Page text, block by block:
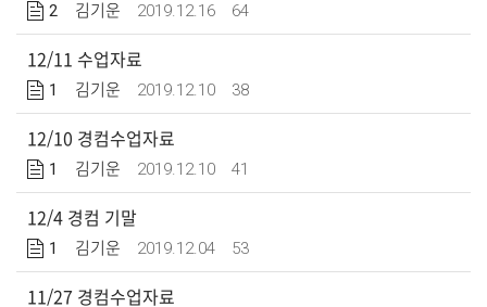
2 김기운 2019.12.16 64
12/11 수업자료
1 김기운 2019.12.10 38
12/10 경컴수업자료
1 김기운 2019.12.10 41
12/4 경컴 기말
1 김기운 2019.12.04 53
11/27 경컴수업자료